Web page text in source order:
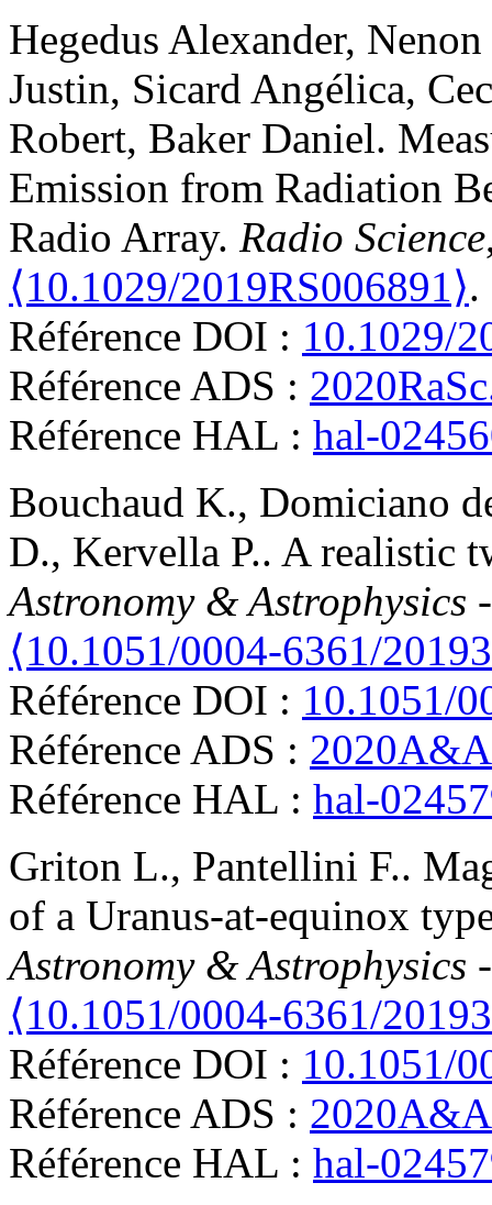
Hegedus Alexander, Nenon
Justin, Sicard Angélica,
Robert, Baker Daniel.
Emission from Radiation
Radio Array. Radio Science
⟨10.1029/2019RS006891⟩.
Référence DOI : 10.1029/
Référence ADS :
Référence HAL : hal-
Bouchaud K., Domiciano
D., Kervella P.. A realistic
Astronomy & Astrophysics
⟨10.1051/0004-6361/
Référence DOI : 10.1051/
Référence ADS :
Référence HAL : hal-
Griton L., Pantellini F..
of a Uranus-at-equinox
Astronomy & Astrophysics
⟨10.1051/0004-6361/
Référence DOI : 10.1051/
Référence ADS :
Référence HAL : hal-